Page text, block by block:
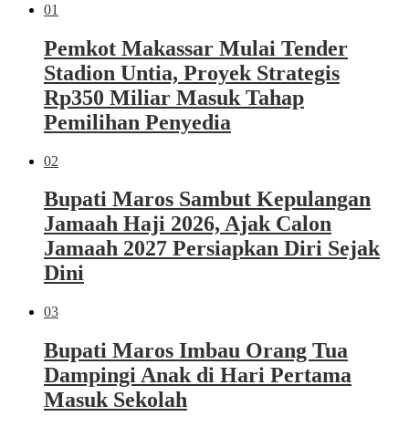
01
Pemkot Makassar Mulai Tender
Stadion Untia, Proyek Strategis
Rp350 Miliar Masuk Tahap
Pemilihan Penyedia
02
Bupati Maros Sambut Kepulangan
Jamaah Haji 2026, Ajak Calon
Jamaah 2027 Persiapkan Diri Sejak
Dini
03
Bupati Maros Imbau Orang Tua
Dampingi Anak di Hari Pertama
Masuk Sekolah